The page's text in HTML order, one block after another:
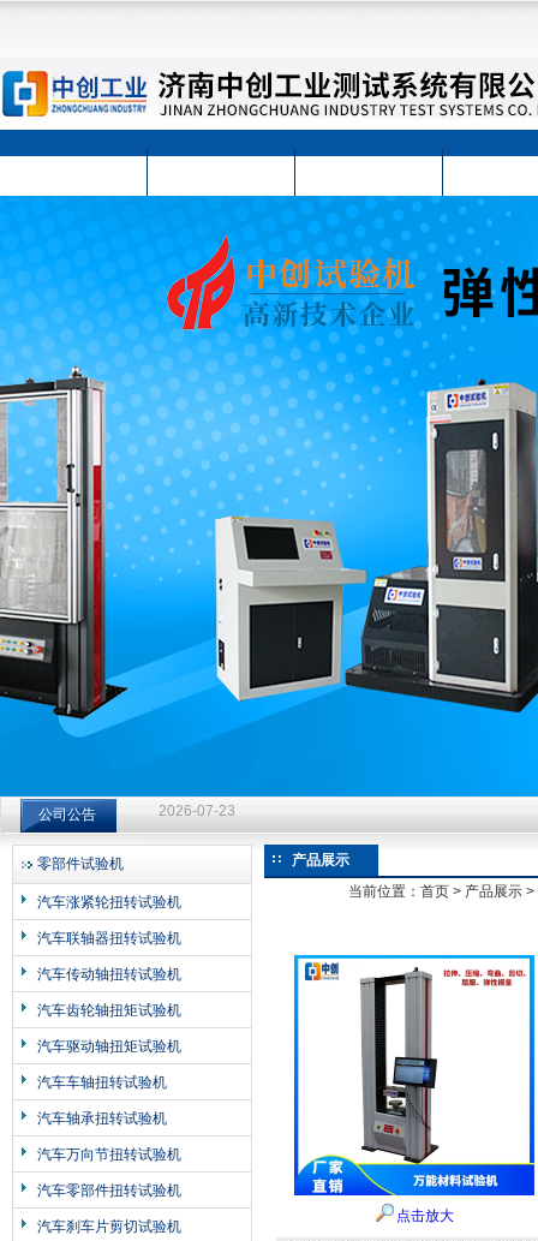
济南中创工业测试系统有限公司
公司公告 2026-07-23
钻杆扭转试验台选型指南：从额定扭矩到加载频率的工况适配
2026-07-23
钻杆扭转试验台选型指南：从额定扭矩到加载频率的工况适配
2026-07-23
零部件试验机
汽车涨紧轮扭转试验机
汽车联轴器扭转试验机
汽车传动轴扭转试验机
汽车齿轮轴扭矩试验机
汽车驱动轴扭矩试验机
汽车车轴扭转试验机
汽车轴承扭转试验机
汽车万向节扭转试验机
汽车零部件扭转试验机
汽车刹车片剪切试验机
产品展示
当前位置： 首页 > 产品展示 >
点击放大